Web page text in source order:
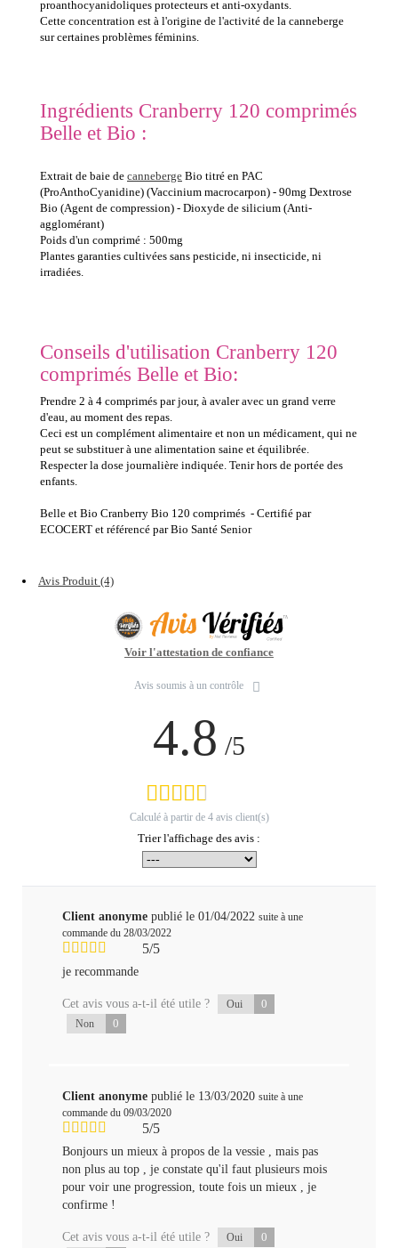
proanthocyanidoliques protecteurs et anti-oxydants.
Cette concentration est à l'origine de l'activité de la canneberge
sur certaines problèmes féminins.
Ingrédients Cranberry 120 comprimés
Belle et Bio :
Extrait de baie de canneberge Bio titré en PAC
(ProAnthoCyanidine) (Vaccinium macrocarpon) - 90mg Dextrose
Bio (Agent de compression) - Dioxyde de silicium (Anti-
agglomérant)
Poids d'un comprimé : 500mg
Plantes garanties cultivées sans pesticide, ni insecticide, ni
irradiées.
Conseils d'utilisation Cranberry 120
comprimés Belle et Bio:
Prendre 2 à 4 comprimés par jour, à avaler avec un grand verre
d'eau, au moment des repas.
Ceci est un complément alimentaire et non un médicament, qui ne
peut se substituer à une alimentation saine et équilibrée.
Respecter la dose journalière indiquée. Tenir hors de portée des
enfants.
Belle et Bio Cranberry Bio 120 comprimés - Certifié par
ECOCERT et référencé par Bio Santé Senior
Avis Produit (4)
Voir l'attestation de confiance
Avis soumis à un contrôle
4.8 /5
Calculé à partir de 4avis client(s)
Trier l'affichage des avis :
Client anonyme publié le 01/04/2022 suite à une
commande du 28/03/2022
5/5
je recommande
Cet avis vous a-t-il été utile ? Oui 0
Non 0
Client anonyme publié le 13/03/2020 suite à une
commande du 09/03/2020
5/5
Bonjours un mieux à propos de la vessie , mais pas
non plus au top , je constate qu'il faut plusieurs mois
pour voir une progression, toute fois un mieux , je
confirme !
Cet avis vous a-t-il été utile ? Oui 0